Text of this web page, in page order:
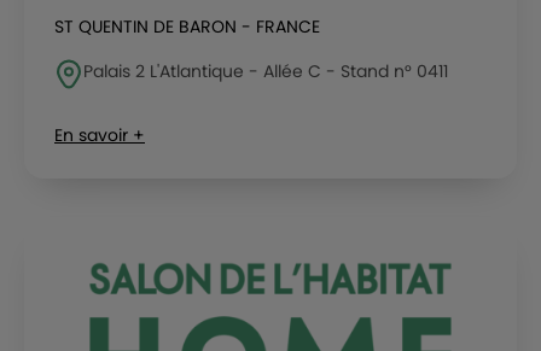
ST QUENTIN DE BARON - FRANCE
Palais 2 L'Atlantique - Allée C - Stand n° 0411
En savoir +